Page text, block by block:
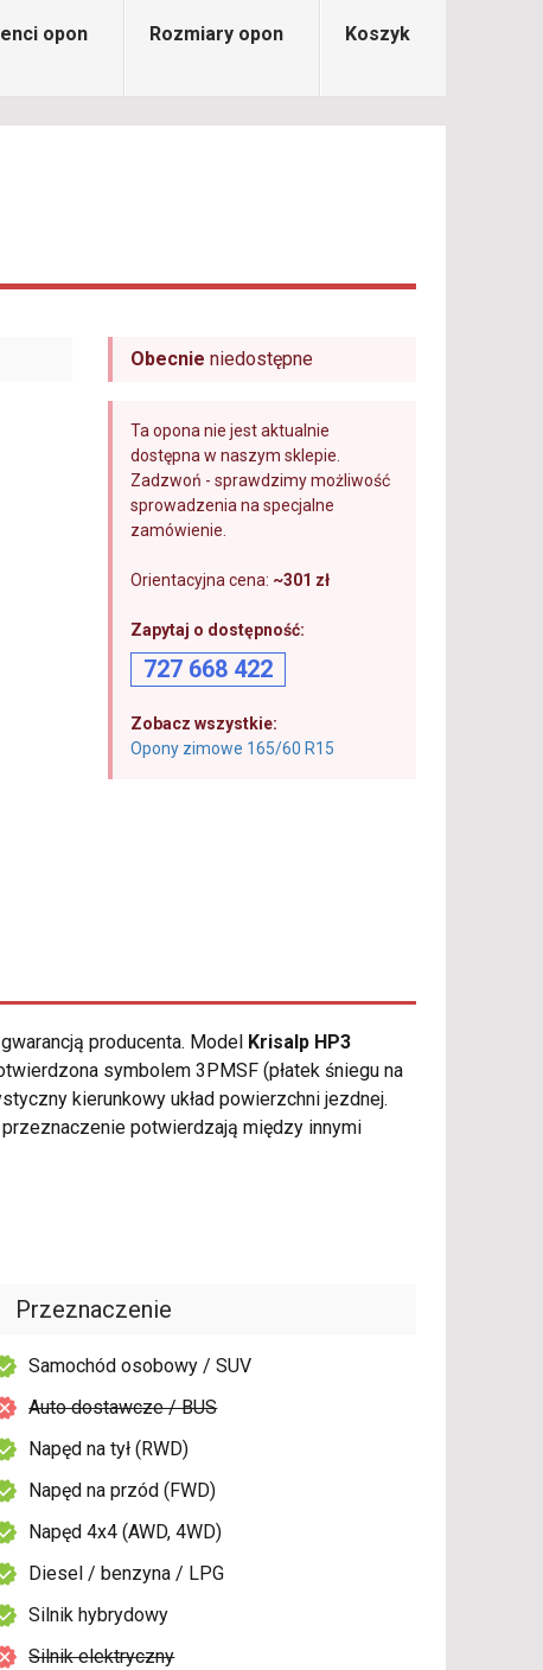
opon Rozmiary opon Koszyk
Obecnie niedostępne
Ta opona nie jest aktualnie
dostępna w naszym sklepie.
Zadzwoń - sprawdzimy możliwość
sprowadzenia na specjalne
zamówienie.
Orientacyjna cena: ~301 zł
Zapytaj o dostępność:
727 668 422
Zobacz wszystkie:
Opony zimowe 165/60 R15
producenta. Model Krisalp HP3
symbolem 3PMSF (płatek śniegu na
kierunkowy układ powierzchni jezdnej.
potwierdzają między innymi
Przeznaczenie
Samochód osobowy / SUV
Auto dostawcze / BUS
Napęd na tył (RWD)
Napęd na przód (FWD)
Napęd 4x4 (AWD, 4WD)
Diesel / benzyna / LPG
Silnik hybrydowy
Silnik elektryczny